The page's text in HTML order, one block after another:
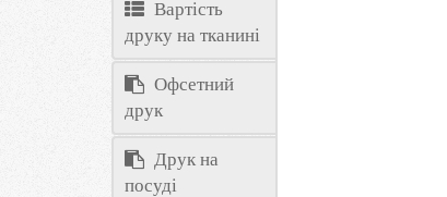
Вартість
друку на тканині
Офсетний
друк
Друк на
посуді